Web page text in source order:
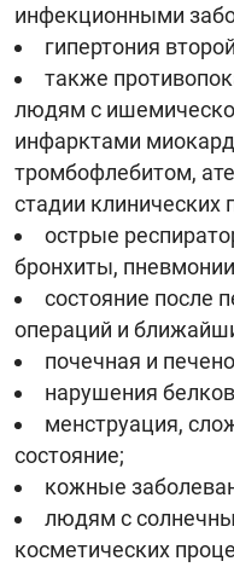
инфекционными
гипертония
также
людям с
инфарктами
тромбофлебитом,
стадии клинических
острые
бронхиты,
состояние после
операций и
почечная и
нарушения
менструация,
состояние;
кожные
людям с
косметических